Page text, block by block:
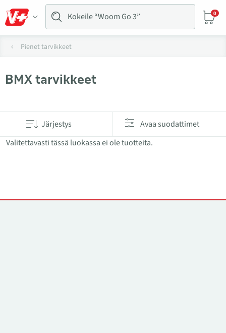
0
Pienet tarvikkeet
BMX tarvikkeet
Järjestys
Avaa suodattimet
Valitettavasti tässä luokassa ei ole tuotteita.